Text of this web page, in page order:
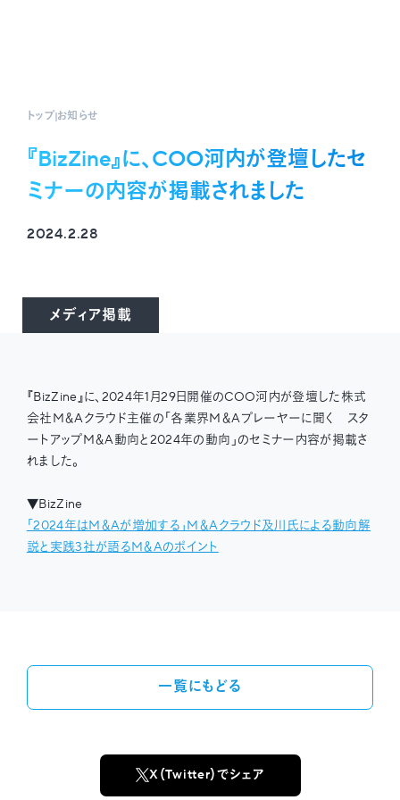
トップお知らせ
『BizZine』に、COO河内が登壇したセ
ミナーの内容が掲載されました
2024.2.28
メディア掲載
『BizZine』に、2024年1月29日開催のCOO河内が登壇した株式
会社M＆Aクラウド主催の「各業界M＆Aプレーヤーに聞く スタ
ートアップM＆A動向と2024年の動向」のセミナー内容が掲載さ
れました。
▼BizZine
「2024年はM＆Aが増加する」M＆Aクラウド及川氏による動向解
説と実践3社が語るM＆Aのポイント
一覧にもどる
X（Twitter）でシェア